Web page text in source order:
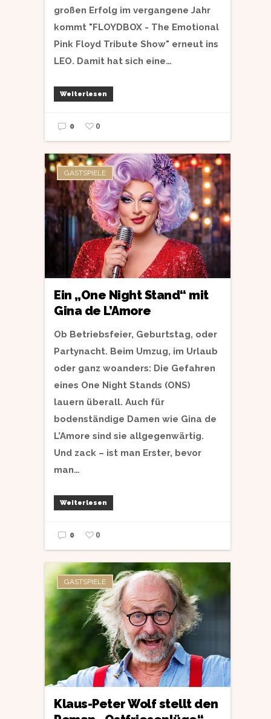
großen Erfolg im vergangene Jahr
kommt "FLOYDBOX - The Emotional
Pink Floyd Tribute Show" erneut ins
LEO. Damit hat sich eine…
Weiterlesen
0 0
GASTSPIELE
Ein „One Night Stand“ mit
Gina de L’Amore
Ob Betriebsfeier, Geburtstag, oder
Partynacht. Beim Umzug, im Urlaub
oder ganz woanders: Die Gefahren
eines One Night Stands (ONS)
lauern überall. Auch für
bodenständige Damen wie Gina de
L’Amore sind sie allgegenwärtig.
Und zack – ist man Erster, bevor
man…
Weiterlesen
0 0
GASTSPIELE
Klaus-Peter Wolf stellt den